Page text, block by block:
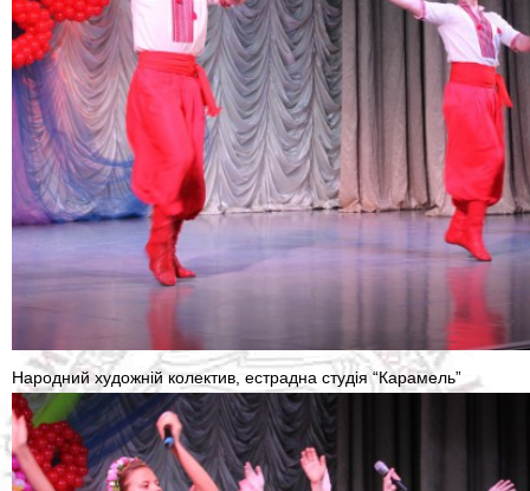
Народний художній колектив, естрадна студія “Карамель”